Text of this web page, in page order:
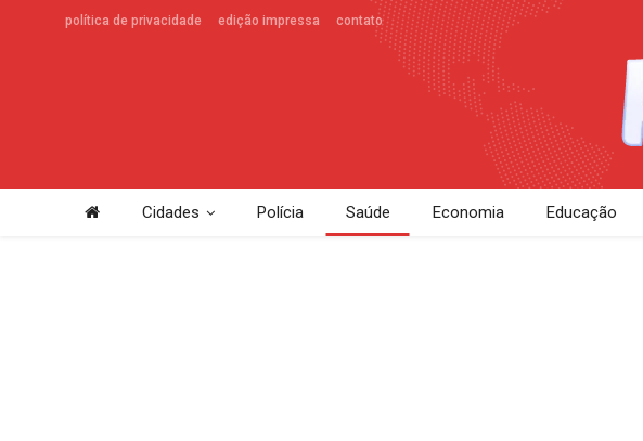
política de privacidade edição impressa contato
Cidades Polícia Saúde Economia Educação